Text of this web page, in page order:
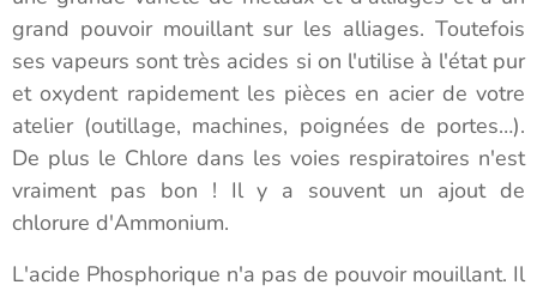
grand pouvoir mouillant sur les alliages. Toutefois
ses vapeurs sont très acides si on l'utilise à l'état pur
et oxydent rapidement les pièces en acier de votre
atelier (outillage, machines, poignées de portes…).
De plus le Chlore dans les voies respiratoires n'est
vraiment pas bon ! Il y a souvent un ajout de
chlorure d'Ammonium.
L'acide Phosphorique n'a pas de pouvoir mouillant. Il